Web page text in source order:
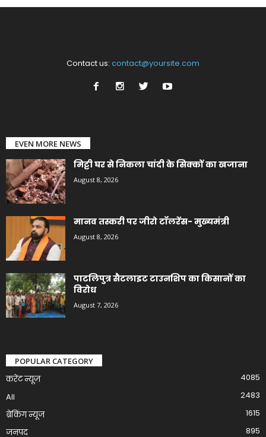
Contact us: contact@yoursite.com
EVEN MORE NEWS
मिट्टी घर से निकला चांदी के सिक्कों का खजाना
August 8, 2026
मानव तस्करी पर जीरो टॉलरेंस- मुख्यमंत्री
August 8, 2026
पाटलिपुत्र सैटलाइट टाउनशिप का किसानों का
विरोध
August 7, 2026
POPULAR CATEGORY
करेंट न्यूज़
4085
All
2483
ब्रेकिंग न्यूज
1615
जनपद
895